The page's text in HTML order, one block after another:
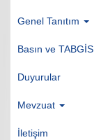
Genel Tanıtım
Basın ve TABGİS
Duyurular
Mevzuat
İletişim